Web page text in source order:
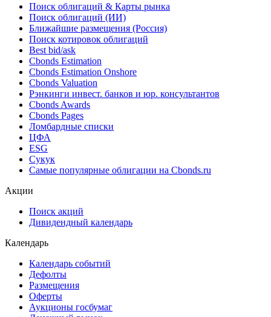
Поиск облигаций & Карты рынка
Поиск облигаций (ИИ)
Ближайшие размещения (Россия)
Поиск котировок облигаций
Best bid/ask
Cbonds Estimation
Cbonds Estimation Onshore
Cbonds Valuation
Рэнкинги инвест. банков и юр. консультантов
Cbonds Awards
Cbonds Pages
Ломбардные списки
ЦФА
ESG
Сукук
Самые популярные облигации на Cbonds.ru
Акции
Поиск акций
Дивидендный календарь
Календарь
Календарь событий
Дефолты
Размещения
Оферты
Аукционы госбумаг